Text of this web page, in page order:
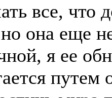
все, что
она еще
я ее